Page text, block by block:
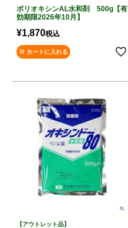
ポリオキシンAL水和剤 500g【有
効期限2026年10月】
¥1,870税込
カートに入れる
【アウトレット品】